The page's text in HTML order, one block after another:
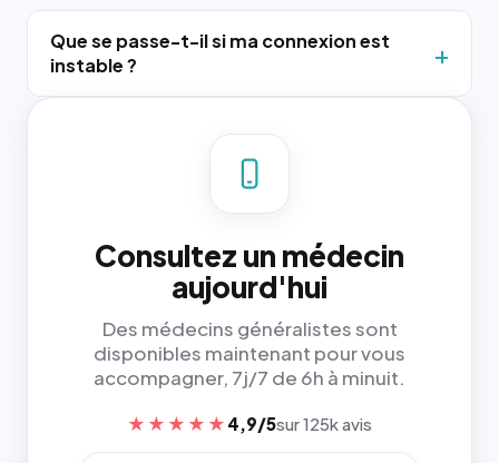
Que se passe-t-il si ma connexion est
instable ?
Consultez un médecin
aujourd'hui
Des médecins généralistes sont
disponibles maintenant pour vous
accompagner, 7j/7 de 6h à minuit.
★★★★★ 4,9/5sur 125k avis